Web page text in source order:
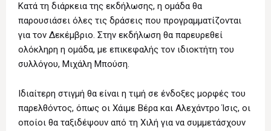
Κατά τη διάρκεια της εκδήλωσης, η ομάδα θα
παρουσιάσει όλες τις δράσεις που προγραμματίζονται
για τον Δεκέμβριο. Στην εκδήλωση θα παρευρεθεί
ολόκληρη η ομάδα, με επικεφαλής τον ιδιοκτήτη του
συλλόγου, Μιχάλη Μπούση.
Ιδιαίτερη στιγμή θα είναι η τιμή σε ένδοξες μορφές του
παρελθόντος, όπως οι Χάιμε Βέρα και Αλεχάντρο Ίσις, οι
οποίοι θα ταξιδέψουν από τη Χιλή για να συμμετάσχουν